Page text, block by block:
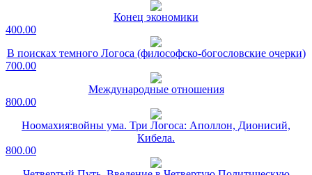
Конец экономики
400.00
В поисках темного Логоса (философско-богословские очерки)
700.00
Международные отношения
800.00
Ноомахия:войны ума. Три Логоса: Аполлон, Дионисий,
Кибела.
800.00